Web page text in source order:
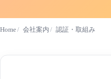
Home 会社案内 認証・取組み